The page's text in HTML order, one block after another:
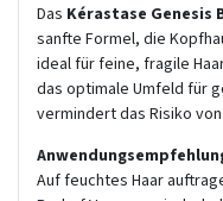
Das Kérastase
sanfte Formel, die
ideal für feine, fragile
das optimale Umfeld für
vermindert das Risiko
Auf feuchtes Haar